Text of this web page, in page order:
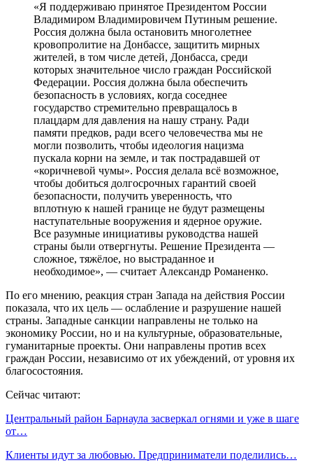
«Я поддерживаю принятое Президентом России
Владимиром Владимировичем Путиным решение.
Россия должна была остановить многолетнее
кровопролитие на Донбассе, защитить мирных
жителей, в том числе детей, Донбасса, среди
которых значительное число граждан Российской
Федерации. Россия должна была обеспечить
безопасность в условиях, когда соседнее
государство стремительно превращалось в
плацдарм для давления на нашу страну. Ради
памяти предков, ради всего человечества мы не
могли позволить, чтобы идеология нацизма
пускала корни на земле, и так пострадавшей от
«коричневой чумы». Россия делала всё возможное,
чтобы добиться долгосрочных гарантий своей
безопасности, получить уверенность, что
вплотную к нашей границе не будут размещены
наступательные вооружения и ядерное оружие.
Все разумные инициативы руководства нашей
страны были отвергнуты. Решение Президента —
сложное, тяжёлое, но выстраданное и
необходимое», — считает Александр Романенко.
По его мнению, реакция стран Запада на действия России
показала, что их цель — ослабление и разрушение нашей
страны. Западные санкции направлены не только на
экономику России, но и на культурные, образовательные,
гуманитарные проекты. Они направлены против всех
граждан России, независимо от их убеждений, от уровня их
благосостояния.
Сейчас читают:
Центральный район Барнаула засверкал огнями и уже в шаге
от…
Клиенты идут за любовью. Предприниматели поделились…